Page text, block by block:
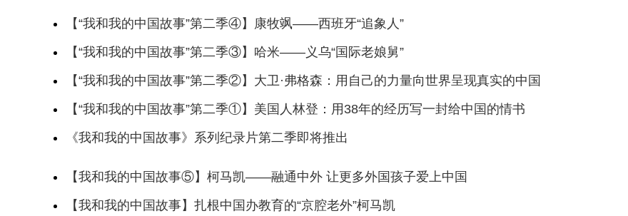
【“我和我的中国故事”第二季④】康牧飒——西班牙“追象人”
【“我和我的中国故事”第二季③】哈米——义乌“国际老娘舅”
【“我和我的中国故事”第二季②】大卫·弗格森：用自己的力量向世界呈现真实的中国
【“我和我的中国故事”第二季①】美国人林登：用38年的经历写一封给中国的情书
《我和我的中国故事》系列纪录片第二季即将推出
【我和我的中国故事⑤】柯马凯——融通中外 让更多外国孩子爱上中国
【我和我的中国故事】扎根中国办教育的“京腔老外”柯马凯